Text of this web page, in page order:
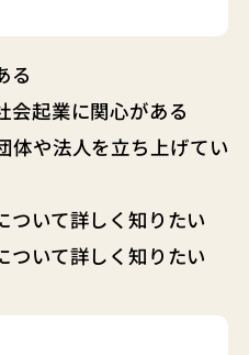
る
会起業に関心がある
体や法人を立ち上げてい
ついて詳しく知りたい
ついて詳しく知りたい